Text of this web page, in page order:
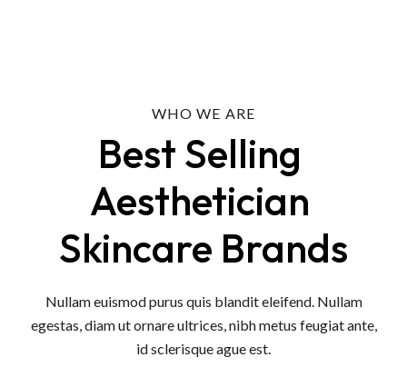
WHO WE ARE
Best Selling
Aesthetician
Skincare Brands
Nullam euismod purus quis blandit eleifend. Nullam
egestas, diam ut ornare ultrices, nibh metus feugiat ante,
id sclerisque ague est.